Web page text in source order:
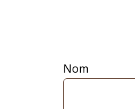
Nom